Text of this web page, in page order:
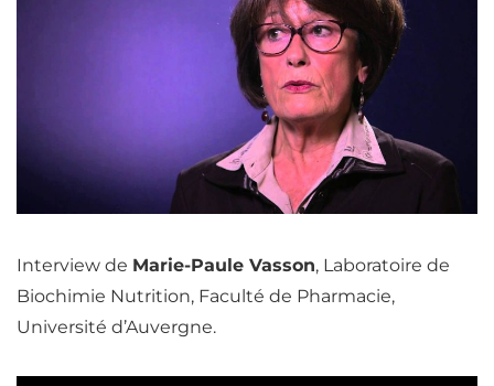
Interview de Marie-Paule Vasson, Laboratoire de
Biochimie Nutrition, Faculté de Pharmacie,
Université d’Auvergne.